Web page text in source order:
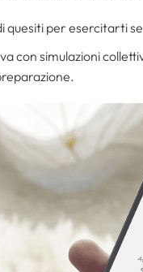
quesiti per esercitarti
con simulazioni